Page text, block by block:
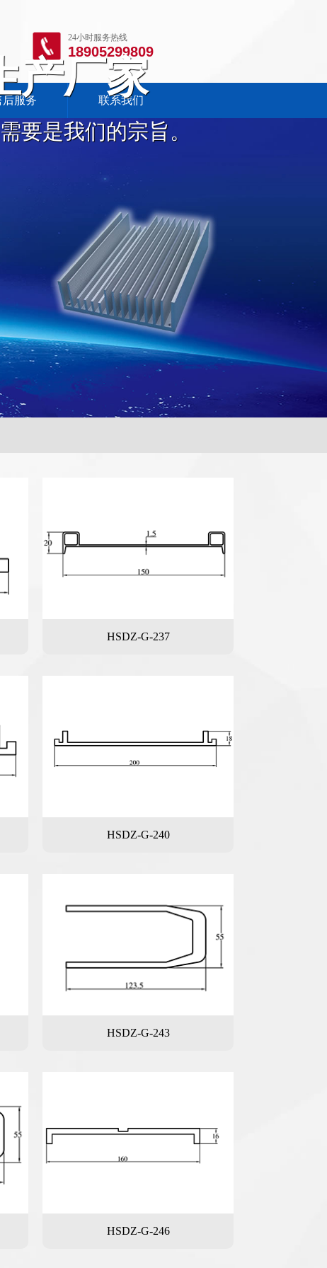
24小时服务热线
18905299809
后服务 联系我们
产厂家
要是我们的宗旨。
HSDZ-G-237
HSDZ-G-240
HSDZ-G-243
HSDZ-G-246